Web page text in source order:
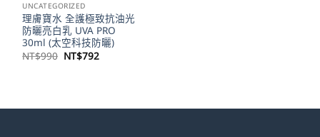
UNCATEGORIZED
理膚寶水 全護極致抗油光
防曬亮白乳 UVA PRO
30ml (太空科技防曬)
NT$990 原
始
NT$792目
前